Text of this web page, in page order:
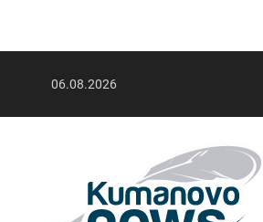
06.08.2026